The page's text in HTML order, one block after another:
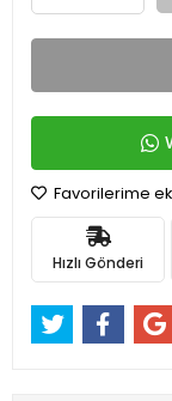
Favorilerime
Hızlı Gönderi